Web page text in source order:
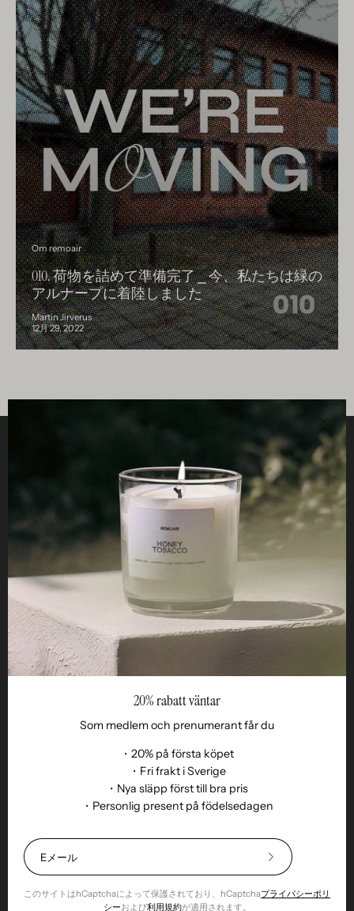
20% rabatt väntar
Som medlem och prenumerant får du
・20% på första köpet
・Fri frakt i Sverige
・Nya släpp först till bra pris
・Personlig present på födelsedagen
20%
割
引
このサイトはhCaptchaによって保護されており、hCaptchaプライバシーポリ
シーおよび利用規約が適用されます。
い
Om remoair
010. 荷物を詰めて準備完了 ⎯ 今、私たちは緑の
アルナープに着陸しました
Martin Jirverus
12月 29, 2022
仕事
© 2026,Remoair.無断転載を禁じますShopify.
購入条件
サブスクリプション 返品・交換 誠実さ
キー